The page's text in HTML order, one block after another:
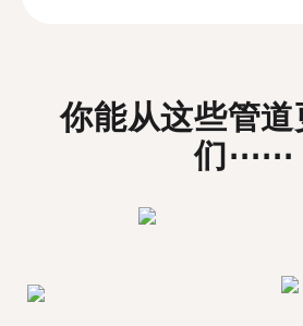
你能从这些管
们⋯⋯